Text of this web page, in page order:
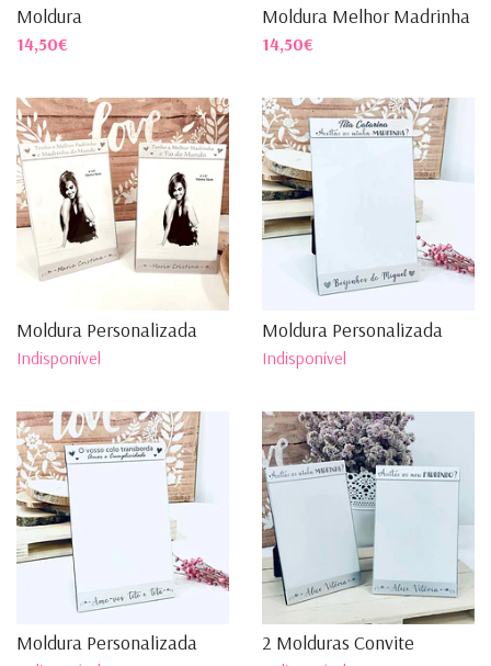
Moldura
14,50€
Moldura Melhor Madrinha
14,50€
Moldura Personalizada
Indisponível
Moldura Personalizada
Indisponível
Moldura Personalizada 2 Molduras Convite